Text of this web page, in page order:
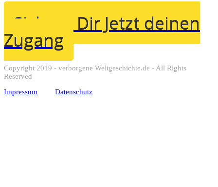
Sichere Dir Jetzt deinen
Zugang
Copyright 2019 - verborgene Weltgeschichte.de - All Rights
Reserved
Impressum
Datenschutz